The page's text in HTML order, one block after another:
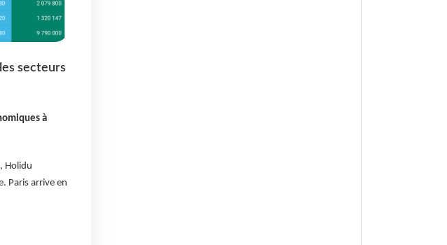
secteurs
à
Holidu
Paris arrive en